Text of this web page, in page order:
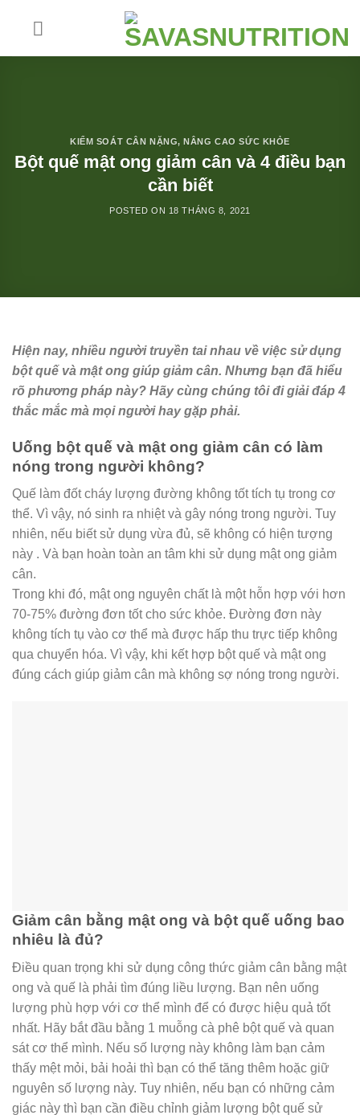
KIỂM SOÁT CÂN NẶNG,NÂNG CAO SỨC KHỎE
Bột quế mật ong giảm cân và 4 điều bạn
cần biết
POSTED ON 18 THÁNG 8, 2021
Hiện nay, nhiều người truyền tai nhau về việc sử dụng
bột quế và mật ong giúp giảm cân. Nhưng bạn đã hiểu
rõ phương pháp này? Hãy cùng chúng tôi đi giải đáp 4
thắc mắc mà mọi người hay gặp phải.
Uống bột quế và mật ong giảm cân có làm
nóng trong người không?
Quế làm đốt cháy lượng đường không tốt tích tụ trong cơ
thể. Vì vậy, nó sinh ra nhiệt và gây nóng trong người. Tuy
nhiên, nếu biết sử dụng vừa đủ, sẽ không có hiện tượng
này . Và bạn hoàn toàn an tâm khi sử dụng mật ong giảm
cân.
Trong khi đó, mật ong nguyên chất là một hỗn hợp với hơn
70-75% đường đơn tốt cho sức khỏe. Đường đơn này
không tích tụ vào cơ thể mà được hấp thu trực tiếp không
qua chuyển hóa. Vì vậy, khi kết hợp bột quế và mật ong
đúng cách giúp giảm cân mà không sợ nóng trong người.
Giảm cân bằng mật ong và bột quế uống bao
nhiêu là đủ?
Điều quan trọng khi sử dụng công thức giảm cân bằng mật
ong và quế là phải tìm đúng liều lượng. Bạn nên uống
lượng phù hợp với cơ thể mình để có được hiệu quả tốt
nhất. Hãy bắt đầu bằng 1 muỗng cà phê bột quế và quan
sát cơ thể mình. Nếu số lượng này không làm bạn cảm
thấy mệt mỏi, bải hoải thì bạn có thể tăng thêm hoặc giữ
nguyên số lượng này. Tuy nhiên, nếu bạn có những cảm
giác này thì bạn cần điều chỉnh giảm lượng bột quế sử